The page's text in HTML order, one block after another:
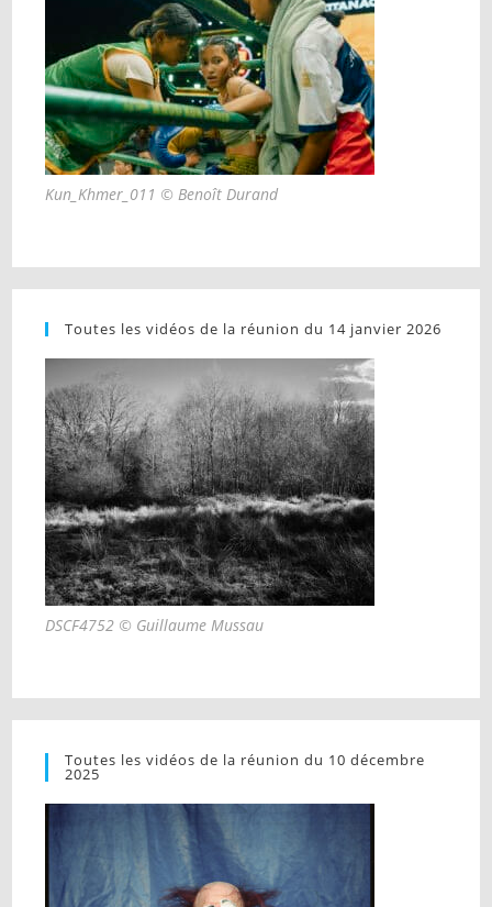
Kun_Khmer_011 © Benoît Durand
Toutes les vidéos de la réunion du 14 janvier 2026
DSCF4752 © Guillaume Mussau
Toutes les vidéos de la réunion du 10 décembre
2025